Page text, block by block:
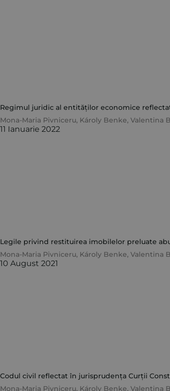
Regimul juridic al entităților economice
Mona-Maria Pivniceru, Károly Benke, Valentina
11 Ianuarie 2022
Legile privind restituirea imobilelor preluate
Mona-Maria Pivniceru, Károly Benke, Valentina
10 August 2021
Codul civil reflectat în jurisprudența Curții
Mona-Maria Pivniceru, Károly Benke, Valentina